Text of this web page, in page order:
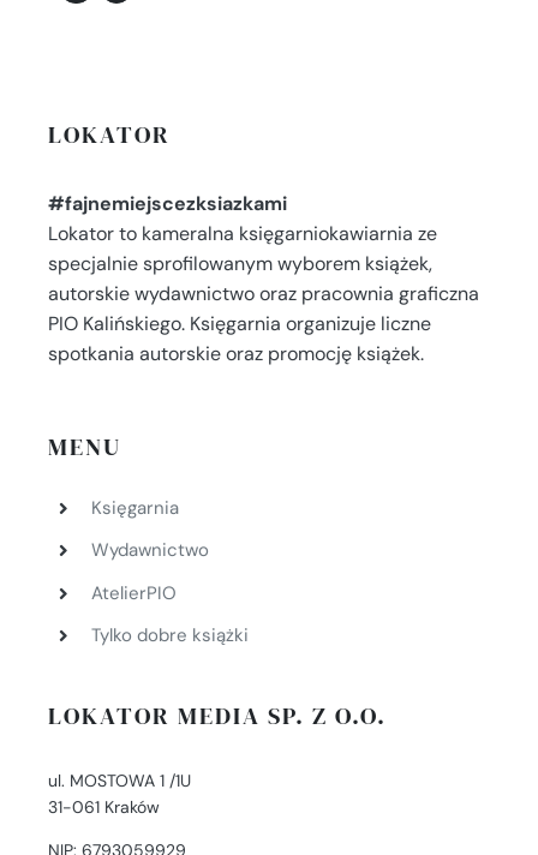
LOKATOR
#fajnemiejscezksiazkami
Lokator to kameralna księgarniokawiarnia ze
specjalnie sprofilowanym wyborem książek,
autorskie wydawnictwo oraz pracownia graficzna
PIO Kalińskiego. Księgarnia organizuje liczne
spotkania autorskie oraz promocję książek.
MENU
Księgarnia
Wydawnictwo
AtelierPIO
Tylko dobre książki
LOKATOR MEDIA SP. Z O.O.
ul. MOSTOWA 1 /1U
31-061 Kraków
NIP: 6793059929